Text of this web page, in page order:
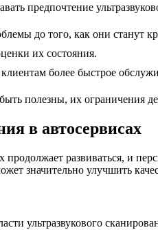
предпочтение
до того, как они станут
их состояния.
более быстрое
полезны, их ограничения
в автосервисах
продолжает развиваться, и
значительно улучшить
ультразвукового